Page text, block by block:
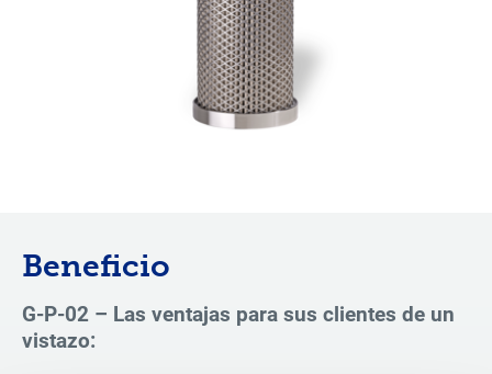
Beneficio
G-P-02 – Las ventajas para sus clientes de un
vistazo: